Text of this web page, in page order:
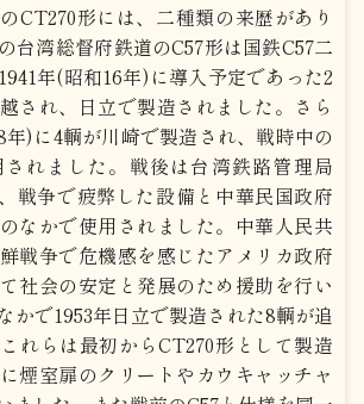
CT270形には、二種類の来歴があり
台湾総督府鉄道のC57形は国鉄C57二
年(昭和16年)に導入予定であった2
され、日立で製造されました。さら
年)に4輌が川崎で製造され、戦時中の
れました。戦後は台湾鉄路管理局
戦争で疲弊した設備と中華民国政府
なかで使用されました。中華人民共
戦争で危機感を感じたアメリカ政府
社会の安定と発展のため援助を行い
かで1953年日立で製造された8輌が追
れらは最初からCT270形として製造
煙室扉のクリートやカウキャッチャ